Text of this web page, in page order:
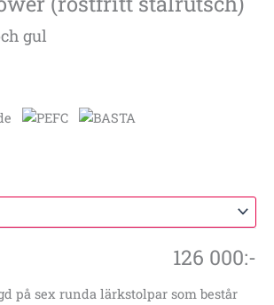
gul
126 000:-
på sex runda lärkstolpar som består